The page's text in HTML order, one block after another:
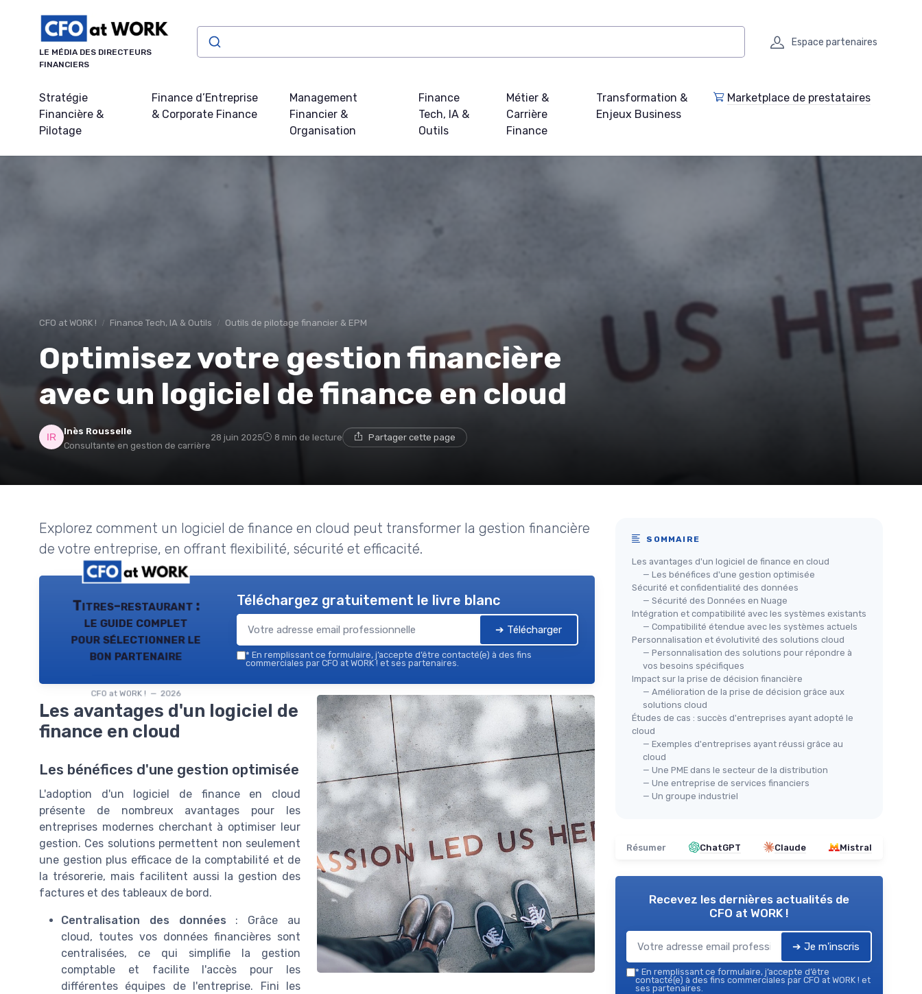
LE MÉDIA DES DIRECTEURS
FINANCIERS
Espace partenaires
Stratégie
Financière &
Pilotage
Finance d’Entreprise
& Corporate Finance
Management
Financier &
Organisation
Finance
Tech, IA &
Outils
Métier &
Carrière
Finance
Transformation &
Enjeux Business
Marketplace de prestataires
CFO at WORK ! Finance Tech, IA & Outils Outils de pilotage financier & EPM
Optimisez votre gestion financière
avec un logiciel de finance en cloud
Inès Rousselle
Consultante en gestion de carrière
28 juin 2025 8 min de lecture Partager cette page
Explorez comment un logiciel de finance en cloud peut transformer la gestion financière
de votre entreprise, en offrant flexibilité, sécurité et efficacité.
Titres-restaurant :
le guide complet
pour sélectionner le
bon partenaire
CFO at WORK ! — 2026
Téléchargez gratuitement le livre blanc
➔ Télécharger
* En remplissant ce formulaire, j’accepte d’être contacté(e) à des fins
commerciales par CFO at WORK ! et ses partenaires.
Les avantages d'un logiciel de
finance en cloud
Les bénéfices d'une gestion optimisée
L'adoption d'un logiciel de finance en cloud
présente de nombreux avantages pour les
entreprises modernes cherchant à optimiser leur
gestion. Ces solutions permettent non seulement
une gestion plus efficace de la comptabilité et de
la trésorerie, mais facilitent aussi la gestion des
factures et des tableaux de bord.
Centralisation des données : Grâce au
cloud, toutes vos données financières sont
centralisées, ce qui simplifie la gestion
comptable et facilite l'accès pour les
différentes équipes de l'entreprise. Fini les
SOMMAIRE
Les avantages d'un logiciel de finance en cloud
— Les bénéfices d'une gestion optimisée
Sécurité et confidentialité des données
— Sécurité des Données en Nuage
Intégration et compatibilité avec les systèmes existants
— Compatibilité étendue avec les systèmes actuels
Personnalisation et évolutivité des solutions cloud
— Personnalisation des solutions pour répondre à
vos besoins spécifiques
Impact sur la prise de décision financière
— Amélioration de la prise de décision grâce aux
solutions cloud
Études de cas : succès d'entreprises ayant adopté le
cloud
— Exemples d'entreprises ayant réussi grâce au
cloud
— Une PME dans le secteur de la distribution
— Une entreprise de services financiers
— Un groupe industriel
Résumer ChatGPT Claude Mistral
Recevez les dernières actualités de
CFO at WORK !
➔ Je m'inscris
* En remplissant ce formulaire, j’accepte d’être
contacté(e) à des fins commerciales par CFO at WORK ! et
ses partenaires.